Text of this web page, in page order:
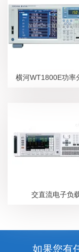
横河WT1800E功率
交直流电子负
如果您有